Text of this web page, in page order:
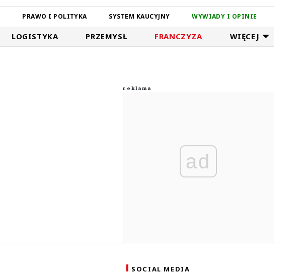
PRAWO I POLITYKA SYSTEM KAUCYJNY WYWIADY I OPINIE
LOGISTYKA PRZEMYSŁ FRANCZYZA WIĘCEJ
ad
SOCIAL MEDIA